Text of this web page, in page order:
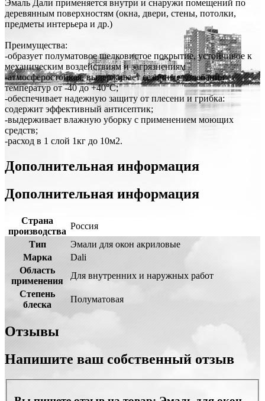
Эмаль Дали применяется внутри и снаружи помещений по
деревянным поверхностям (окна, двери, стены, потолки,
предметы интерьера и др.)
Преимущества:
-образует полуматовое шелковистое покрытие, устойчивое к
механическим воздействиям и загрязнениям
-атмосферостойкая, выдерживает сезонные колебания
температур от -40 до +40°С;
-обеспечивает надежную защиту от плесени и грибка:
содержит эффективный антисептик;
-выдерживает влажную уборку с применением моющих
средств;
-расход в 1 слой 1кг до 10м2.
Дополнительная информация
Дополнительная информация
Страна
производства
Россия
Тип
Эмали для окон акриловые
Марка
Dali
Область
применения
Для внутренних и наружных работ
Степень
блеска
Полуматовая
Отзывы
Напишите ваш собственный отзыв